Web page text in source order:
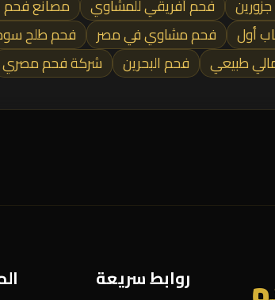
فحم أفريقي للمشاوي مصانع فحم
أول فحم مشاوي في مصر فحم طلح
طبيعي فحم البحرين شركة فحم مصري
روابط سريعة